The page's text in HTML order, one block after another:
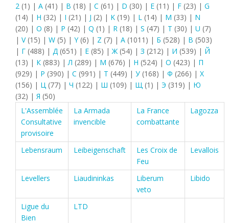
2 (1) | A (41) | B (18) | C (61) | D (30) | E (11) | F (23) | G
(14) | H (32) | I (21) | J (2) | K (19) | L (14) | M (33) | N
(20) | O (8) | P (42) | Q (1) | R (18) | S (47) | T (30) | U (7)
| V(15) | W (5) | Y(6) | Z (7) | А (1011) | Б (528) | В (503)
| Г (488) | Д (651) | Е (85) | Ж (54) | З (212) | И (539) | Й
(13) | К (883) | Л (289) | М (676) | Н (524) | О (423) | П
(929) | Р (390) | С (991) | Т (449) | У (168) | Ф (266) | Х
(156) | Ц (77) | Ч (122) | Ш (109) | Щ (1) | Э (319) | Ю
(32) | Я (50)
L'Assemblée
Consultative
provisoire
La Armada
invencible
La France
combattante
Lagozza
Lebensraum Leibeigenschaft
Les Croix de
Feu
Levallois
Levellers Liaudininkas
Liberum
veto
Libido
Ligue du
Bien
LTD